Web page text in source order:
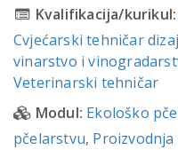
Kvalifikacija/kurikul:
Cvjećarski tehničar
vinarstvo i
Veterinarski tehničar
Modul: Ekološko
pčelarstvu,